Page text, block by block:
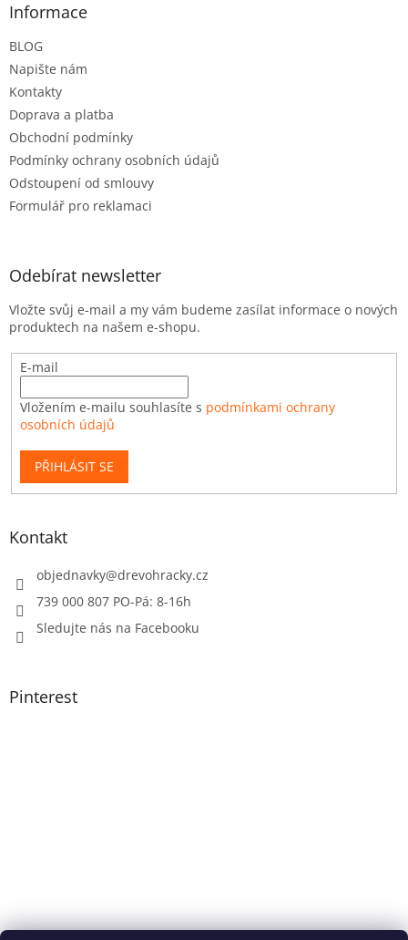
Informace
BLOG
Napište nám
Kontakty
Doprava a platba
Obchodní podmínky
Podmínky ochrany osobních údajů
Odstoupení od smlouvy
Formulář pro reklamaci
Odebírat newsletter
Vložte svůj e-mail a my vám budeme zasílat informace o nových
produktech na našem e-shopu.
E-mail
Vložením e-mailu souhlasíte s podmínkami ochrany
osobních údajů
PŘIHLÁSIT SE
Kontakt
objednavky@drevohracky.cz
739 000 807 PO-Pá: 8-16h
Sledujte nás na Facebooku
Pinterest